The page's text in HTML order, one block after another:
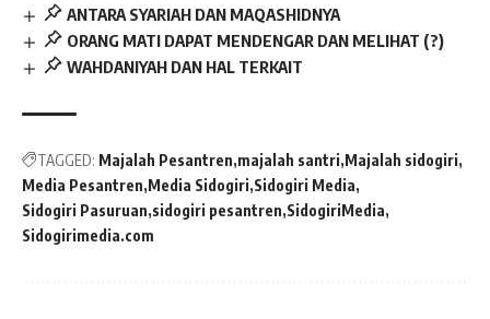
ANTARA SYARIAH DAN MAQASHIDNYA
ORANG MATI DAPAT MENDENGAR DAN MELIHAT (?)
WAHDANIYAH DAN HAL TERKAIT
TAGGED: Majalah Pesantren majalah santri Majalah sidogiri
Media Pesantren Media Sidogiri Sidogiri Media
Sidogiri Pasuruan sidogiri pesantren SidogiriMedia
Sidogirimedia.com